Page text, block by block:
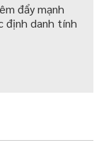
đẩy mạnh
định danh tính